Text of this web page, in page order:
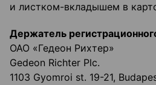
и листком-вкладышем в
Держатель
ОАО «Гедеон Рихтер»
Gedeon Richter Plc.
1103 Gyomroi st. 19-21,